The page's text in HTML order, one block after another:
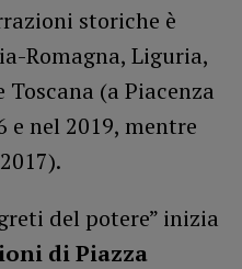
storiche è
Romagna, Liguria,
(a Piacenza
nel 2019, mentre
del potere” inizia
di Piazza